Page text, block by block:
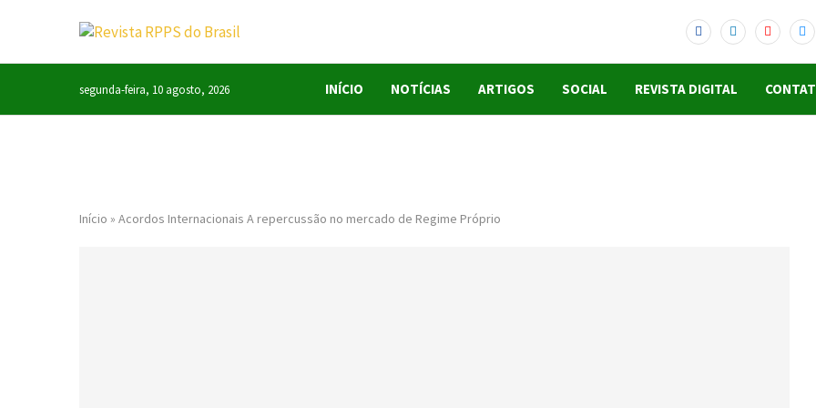
segunda-feira, 10 agosto, 2026 INÍCIO NOTÍCIAS ARTIGOS SOCIAL REVISTA DIGITAL
Início » Acordos Internacionais A repercussão no mercado de Regime Próprio